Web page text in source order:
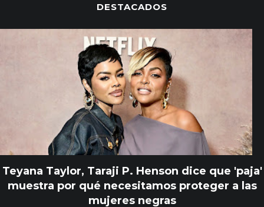
DESTACADOS
Teyana Taylor, Taraji P. Henson dice que 'paja'
muestra por qué necesitamos proteger a las
mujeres negras